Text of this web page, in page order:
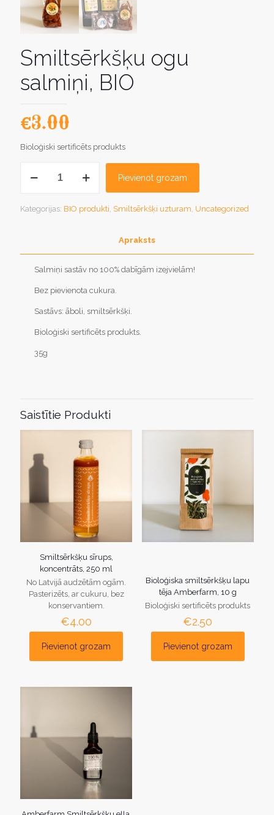
Smiltsērkšķu ogu
salmiņi, BIO
€3.00
Bioloģiski sertificēts produkts
ogu
daudzums
Pievienot grozam
Kategorijas: BIO produkti Smiltsērkšķi uzturam Uncategorized
Apraksts
Salmiņi sastāv no 100% dabīgām izejvielām!
Bez pievienota cukura.
Sastāvs: āboli, smiltsērkšķi.
Bioloģiski sertificēts produkts.
35g
Saistītie Produkti
Smiltsērkšķu sīrups,
koncentrāts, 250 ml
No Latvijā audzētām ogām.
Pasterizēts, ar cukuru, bez
konservantiem.
€4.00
Pievienot grozam
Bioloģiska smiltsērkšķu lapu
tēja Amberfarm, 10 g
Bioloģiski sertificēts produkts
€2.50
Pievienot grozam